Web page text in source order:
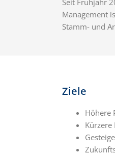
Management
Stamm- und
Ziele
Höhere
Kürzere